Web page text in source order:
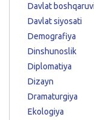
Davlat boshqaruvi
Davlat siyosati
Demografiya
Dinshunoslik
Diplomatiya
Dizayn
Dramaturgiya
Ekologiya